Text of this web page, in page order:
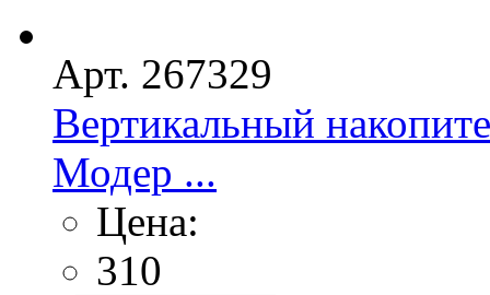
Арт. 267329
Вертикальный
Модер ...
Цена:
310